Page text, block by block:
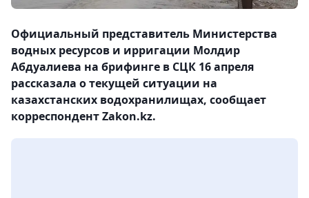
Официальный представитель Министерства
водных ресурсов и ирригации Молдир
Абдуалиева на брифинге в СЦК 16 апреля
рассказала о текущей ситуации на
казахстанских водохранилищах, сообщает
корреспондент Zakon.kz.